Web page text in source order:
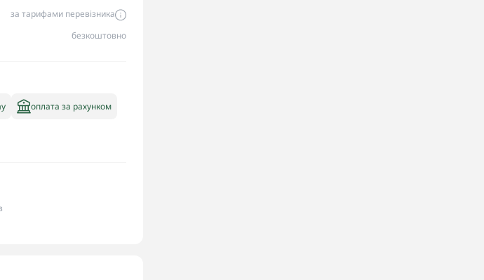
за тарифами перевізника
безкоштовно
оплата за рахунком